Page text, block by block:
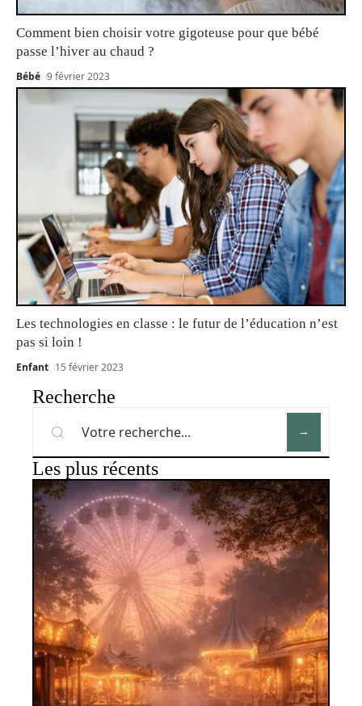
Comment bien choisir votre gigoteuse pour que bébé
passe l’hiver au chaud ?
Bébé 9 février 2023
Les technologies en classe : le futur de l’éducation n’est
pas si loin !
Enfant 15 février 2023
Recherche
Les plus récents